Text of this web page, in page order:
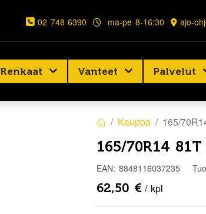
02 748 6390 ma-pe 8-16:30 ajo-
Renkaat Vanteet Palvelut
Kauppa 165/
165/70R14 81T
EAN: 8848116037235
62,50 € / kpl